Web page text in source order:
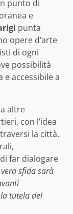
punto di
e
punta
opere d’arte
di ogni
possibilità
e accessibile a
altre
con l’idea
la città.
far dialogare
sfida sarà
tutela del